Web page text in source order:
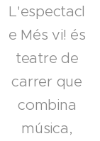
L'espectacl
e Més vi! és
teatre de
carrer que
combina
música,